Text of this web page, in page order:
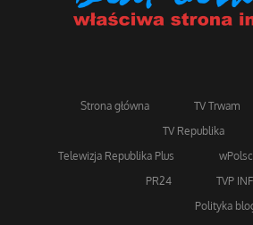
Strona główna TV Trwam
TV Republika
Telewizja Republika Plus
PR24
TVP
Polityka